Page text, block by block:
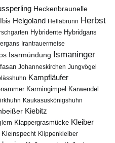
Heckenbraunelle
Helgoland Hellabrunn Herbst
Hybridente Hybridgans
Irantrauermeise
Isarmündung Ismaninger
Johanneskirchen Jungvögel
Kampfläufer
Karmingimpel Karwendel
Kaukasuskönigshuhn
Kiebitz
Klappergrasmücke Kleiber
Kleinspecht Klippenkleiber